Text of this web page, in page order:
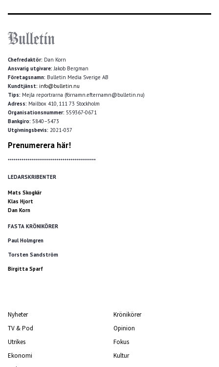
Chefredaktör: Dan Korn
Ansvarig utgivare: Jakob Bergman
Företagsnamn: Bulletin Media Sverige AB
Kundtjänst: info@bulletin.nu
Tips: Mejla reportrarna (förnamn.efternamn@bulletin.nu)
Adress: Mailbox 410, 111 73 Stockholm
Organisationsnummer: 559367-0671
Bankgiro: 5840–5473
Utgivningsbevis: 2021-037
Prenumerera här!
*********************************************
LEDARSKRIBENTER
Mats Skogkär
Klas Hjort
Dan Korn
FASTA KRÖNIKÖRER
Paul Holmgren
Torsten Sandström
Birgitta Sparf
Nyheter
TV & Pod
Utrikes
Ekonomi
Krönikörer
Opinion
Fokus
Kultur